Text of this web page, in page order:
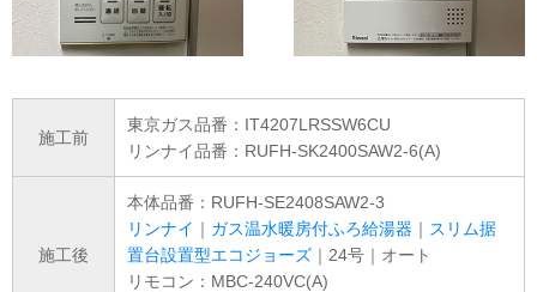
施工前
東京ガス品番：IT4207LRSSW6CU
リンナイ品番：RUFH-SK2400SAW2-6(A)
施工後
本体品番：RUFH-SE2408SAW2-3
リンナイ ｜ ガス温水暖房付ふろ給湯器 ｜ スリム据
置台設置型エコジョーズ ｜24号｜オート
リモコン：MBC-240VC(A)